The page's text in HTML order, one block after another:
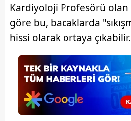
Kardiyoloji Profesörü olan
göre bu, bacaklarda
hissi olarak ortaya çıkabilir.